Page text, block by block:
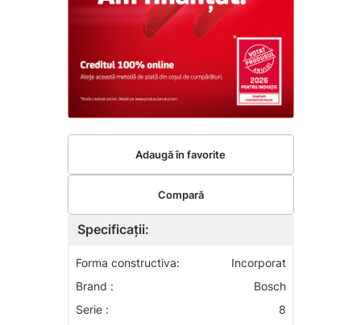
Specificații:
Forma constructiva:
Incorporat
Brand :
Bosch
Serie :
8
Adaugă în favorite
Compară